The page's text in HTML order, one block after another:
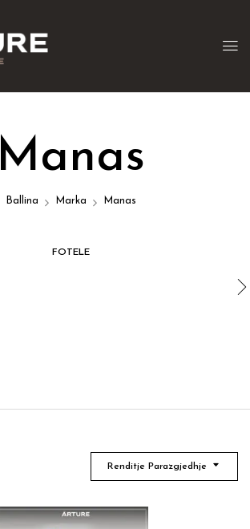
Manas
Ballina Marka Manas
FOTELE
Renditje Parazgjedhje